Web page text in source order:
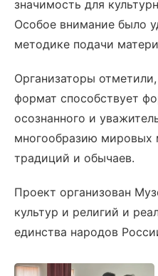
значимость для
Особое внимание было
методике подачи
Организаторы
формат способствует
осознанного и
многообразию мировых
традиций и обычаев.
Проект организован
культур и религий и
единства народов